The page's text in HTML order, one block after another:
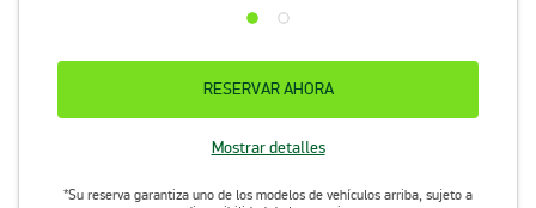
RESERVAR AHORA
Mostrar detalles
*Su reserva garantiza uno de los modelos de vehículos arriba, sujeto a